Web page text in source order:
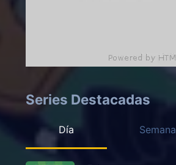
Series Destacadas
Día Semana